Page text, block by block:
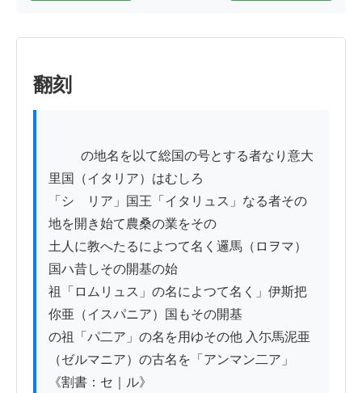
翻刻
里国（イタリア）はむしろ
「シゝリア」国王「イタリュス」なる者その
地を開き始て農桑の業をその
土人に教へたるによつて名く邏馬（ロヲマ）
国ハ昔しその開基の始
祖「ロムリュス」の名によつて名く」伊斯把
你亜（イスパニア）国もその開基
の祖「パ二ア」の名を用ゆその他 入尓馬泥亜
（ゼルマニア）の古名を「アンマン二ア」
《割書：セ｜ル》